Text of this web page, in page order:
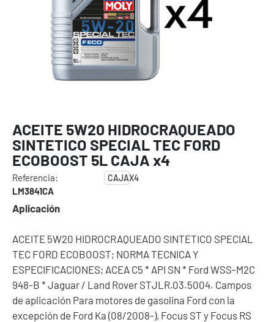
ACEITE 5W20 HIDROCRAQUEADO
SINTETICO SPECIAL TEC FORD
ECOBOOST 5L CAJA x4
Referencia:
LM3841CA
CAJAX4
Aplicación
ACEITE 5W20 HIDROCRAQUEADO SINTETICO SPECIAL
TEC FORD ECOBOOST; NORMA TECNICA Y
ESPECIFICACIONES; ACEA C5 * API SN * Ford WSS-M2C
948-B * Jaguar / Land Rover STJLR.03.5004. Campos
de aplicación Para motores de gasolina Ford con la
excepción de Ford Ka (08/2008-), Focus ST y Focus RS